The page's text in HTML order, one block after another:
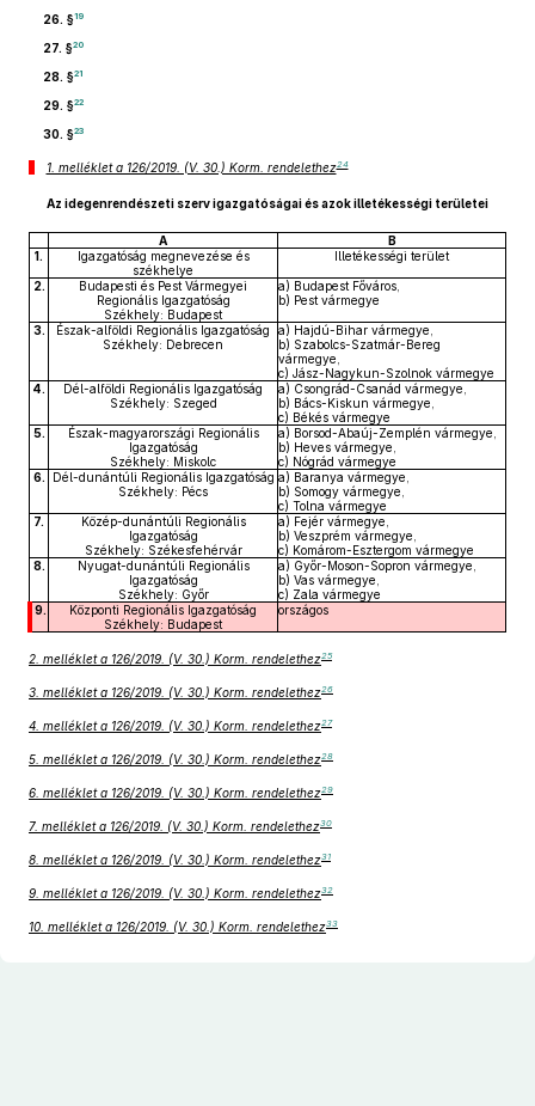
26. §19
27. §20
28. §21
29. §22
30. §23
1. melléklet a 126/2019. (V. 30.) Korm. rendelethez24
Az idegenrendészeti szerv igazgatóságai és azok illetékességi területei
A
B
1.
Igazgatóság megnevezése és
székhelye
Illetékességi terület
2.
Budapesti és Pest Vármegyei
Regionális Igazgatóság
Székhely: Budapest
a) Budapest Főváros,
b) Pest vármegye
3.
Észak-alföldi Regionális Igazgatóság
Székhely: Debrecen
a) Hajdú-Bihar vármegye,
b) Szabolcs-Szatmár-Bereg
vármegye,
c) Jász-Nagykun-Szolnok vármegye
4.
Dél-alföldi Regionális Igazgatóság
Székhely: Szeged
a) Csongrád-Csanád vármegye,
b) Bács-Kiskun vármegye,
c) Békés vármegye
5.
Észak-magyarországi Regionális
Igazgatóság
Székhely: Miskolc
a) Borsod-Abaúj-Zemplén vármegye,
b) Heves vármegye,
c) Nógrád vármegye
6.
Dél-dunántúli Regionális Igazgatóság
Székhely: Pécs
a) Baranya vármegye,
b) Somogy vármegye,
c) Tolna vármegye
7.
Közép-dunántúli Regionális
Igazgatóság
Székhely: Székesfehérvár
a) Fejér vármegye,
b) Veszprém vármegye,
c) Komárom-Esztergom vármegye
8.
Nyugat-dunántúli Regionális
Igazgatóság
Székhely: Győr
a) Győr-Moson-Sopron vármegye,
b) Vas vármegye,
c) Zala vármegye
9.
Központi Regionális Igazgatóság
Székhely: Budapest
országos
2. melléklet a 126/2019. (V. 30.) Korm. rendelethez25
3. melléklet a 126/2019. (V. 30.) Korm. rendelethez26
4. melléklet a 126/2019. (V. 30.) Korm. rendelethez27
5. melléklet a 126/2019. (V. 30.) Korm. rendelethez28
6. melléklet a 126/2019. (V. 30.) Korm. rendelethez29
7. melléklet a 126/2019. (V. 30.) Korm. rendelethez30
8. melléklet a 126/2019. (V. 30.) Korm. rendelethez31
9. melléklet a 126/2019. (V. 30.) Korm. rendelethez32
10. melléklet a 126/2019. (V. 30.) Korm. rendelethez33